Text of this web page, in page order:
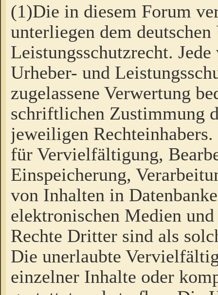
(1)Die in diesem Forum
unterliegen dem
Leistungsschutzrecht.
Urheber- und
zugelassene Verwertung
schriftlichen Zustimmung
jeweiligen
für Vervielfältigung,
Einspeicherung,
von Inhalten in
elektronischen Medien
Rechte Dritter sind als
Die unerlaubte
einzelner Inhalte oder